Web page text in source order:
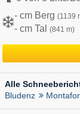
- cm Berg (1139
- cm Tal (841 m)
Alle
Bludenz